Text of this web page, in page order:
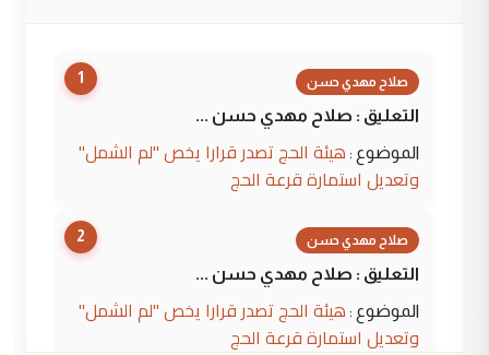
1 صلاح مهدي حسن
التعليق : صلاح مهدي حسن ...
الموضوع : هيئة الحج تصدر قرارا يخص "لم الشمل"
وتعديل استمارة قرعة الحج
2 صلاح مهدي حسن
التعليق : صلاح مهدي حسن ...
الموضوع : هيئة الحج تصدر قرارا يخص "لم الشمل"
وتعديل استمارة قرعة الحج